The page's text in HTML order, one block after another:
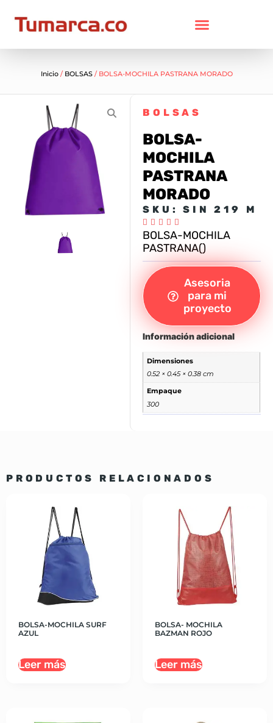
Inicio/ BOLSAS/ BOLSA-MOCHILA PASTRANA MORADO
BOLSAS
BOLSA-
MOCHILA
PASTRANA
MORADO
SKU: SIN 219 M
    
BOLSA-MOCHILA
PASTRANA()
Asesoria
para mi
proyecto
Información adicional
Dimensiones
0.52 × 0.45 × 0.38 cm
Empaque
300
PRODUCTOS RELACIONADOS
BOLSA-MOCHILA SURF
AZUL
Leer más
BOLSA- MOCHILA
BAZMAN ROJO
Leer más